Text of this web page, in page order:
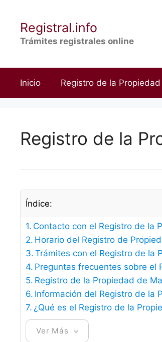
contenidoRegistral.info
Trámites registrales online
Inicio Registro de la Propiedad
Registro de la
Índice:
Contacto con el Registro de la
Horario del Registro de
Trámites con el Registro de la
Preguntas frecuentes sobre el
Registro de la Propiedad de
Información del Registro de la
¿Qué es el Registro de la
Ver Más